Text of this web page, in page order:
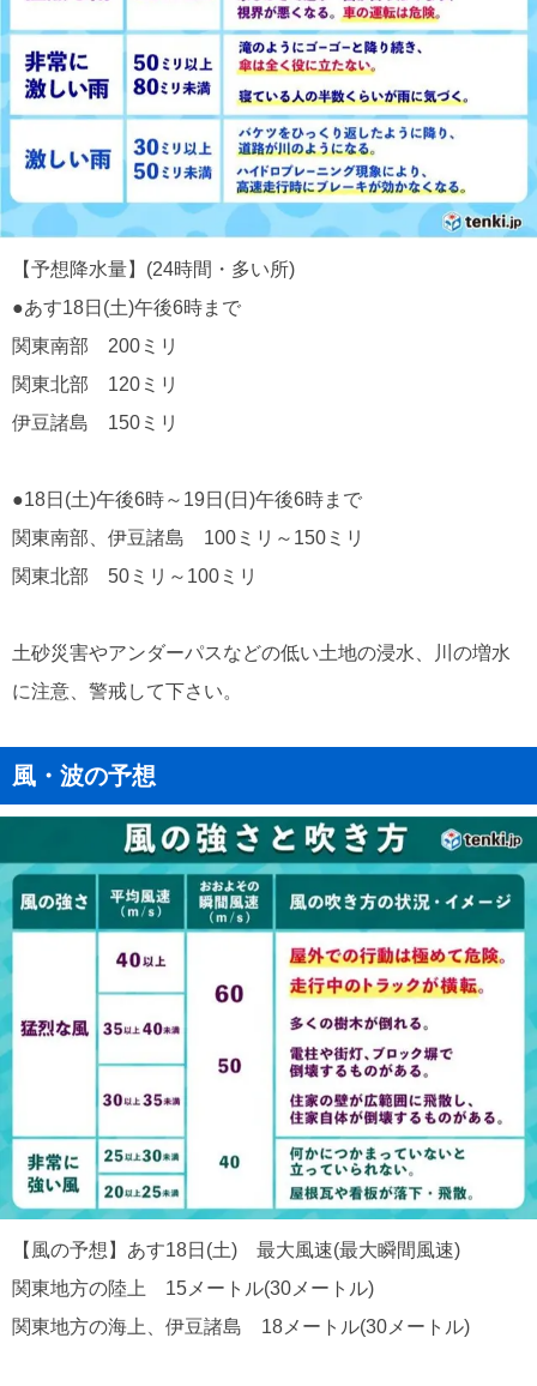
【予想降水量】(24時間・多い所)
●あす18日(土)午後6時まで
関東南部 200ミリ
関東北部 120ミリ
伊豆諸島 150ミリ
●18日(土)午後6時～19日(日)午後6時まで
関東南部、伊豆諸島 100ミリ～150ミリ
関東北部 50ミリ～100ミリ
土砂災害やアンダーパスなどの低い土地の浸水、川の増水
に注意、警戒して下さい。
風・波の予想
【風の予想】あす18日(土) 最大風速(最大瞬間風速)
関東地方の陸上 15メートル(30メートル)
関東地方の海上、伊豆諸島 18メートル(30メートル)